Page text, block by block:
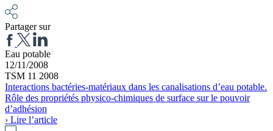
Partager sur
Eau potable
12/11/2008
TSM 11 2008
Interactions bactéries-matériaux dans les canalisations d’eau potable.
Rôle des propriétés physico-chimiques de surface sur le pouvoir
d’adhésion
› Lire l’article